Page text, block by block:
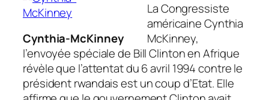
Cynthia-McKinney
La Congressiste
américaine Cynthia
McKinney,
l’envoyée spéciale de Bill Clinton en Afrique
révèle que l’attentat du 6 avril 1994 contre le
président rwandais est un coup d’Etat. Elle